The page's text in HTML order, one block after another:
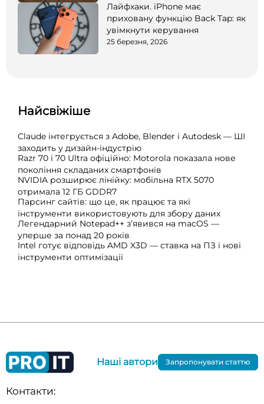
Лайфхаки. iPhone має
приховану функцію Back Tap: як
увімкнути керування
25 березня, 2026
Найсвіжіше
Claude інтегрується з Adobe, Blender і Autodesk — ШІ
заходить у дизайн-індустрію
Razr 70 і 70 Ultra офіційно: Motorola показала нове
покоління складаних смартфонів
NVIDIA розширює лінійку: мобільна RTX 5070
отримала 12 ГБ GDDR7
Парсинг сайтів: що це, як працює та які
інструменти використовують для збору даних
Легендарний Notepad++ з’явився на macOS —
уперше за понад 20 років
Intel готує відповідь AMD X3D — ставка на ПЗ і нові
інструменти оптимізації
Контакти:
Наші автори Запропонувати статтю